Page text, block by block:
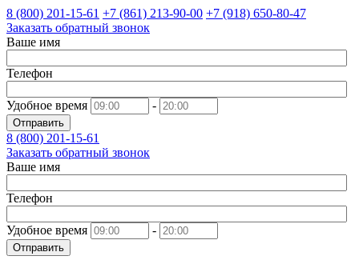
8 (800) 201-15-61 +7 (861) 213-90-00 +7 (918) 650-80-47
Заказать обратный звонок
Ваше имя
Телефон
Удобное время -
Отправить
8 (800) 201-15-61
Заказать обратный звонок
Ваше имя
Телефон
Удобное время -
Отправить